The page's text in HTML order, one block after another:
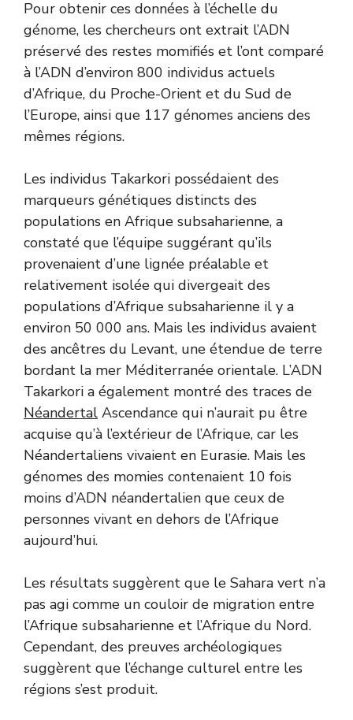
Pour obtenir ces données à l’échelle du
génome, les chercheurs ont extrait l’ADN
préservé des restes momifiés et l’ont comparé
à l’ADN d’environ 800 individus actuels
d’Afrique, du Proche-Orient et du Sud de
l’Europe, ainsi que 117 génomes anciens des
mêmes régions.
Les individus Takarkori possédaient des
marqueurs génétiques distincts des
populations en Afrique subsaharienne, a
constaté que l’équipe suggérant qu’ils
provenaient d’une lignée préalable et
relativement isolée qui divergeait des
populations d’Afrique subsaharienne il y a
environ 50 000 ans. Mais les individus avaient
des ancêtres du Levant, une étendue de terre
bordant la mer Méditerranée orientale. L’ADN
Takarkori a également montré des traces de
Néandertal Ascendance qui n’aurait pu être
acquise qu’à l’extérieur de l’Afrique, car les
Néandertaliens vivaient en Eurasie. Mais les
génomes des momies contenaient 10 fois
moins d’ADN néandertalien que ceux de
personnes vivant en dehors de l’Afrique
aujourd’hui.
Les résultats suggèrent que le Sahara vert n’a
pas agi comme un couloir de migration entre
l’Afrique subsaharienne et l’Afrique du Nord.
Cependant, des preuves archéologiques
suggèrent que l’échange culturel entre les
régions s’est produit.